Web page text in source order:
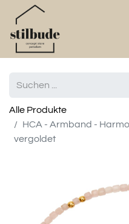
Alle Produkte
HCA - Armband -
vergoldet